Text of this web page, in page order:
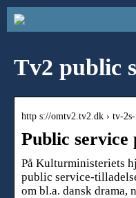
Tv2 public
http s://omtv2.tv2.dk › tv-
Public service
På Kulturministeriets
public service-
om bl.a. dansk drama,